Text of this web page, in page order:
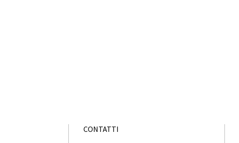
CONTATTI